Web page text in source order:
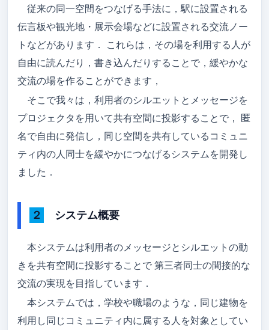
卒論/修論（メンバーのみ）
就職先
吉野研ブログ
吉野先生のブログ
従来の同一空間をつなげる手法に，駅に設置される
伝言板や観光地・展示会場などに設置される交流ノー
トなどがあります． これらは，その場を利用する人が
自由に読んだり，書き込んだりすることで，緩やかな
交流の場を作ることができます，
そこで我々は，利用者のシルエットとメッセージを
プロジェクタを用いて共有空間に投影することで， 匿
名で自由に発信し，同じ空間を共有しているコミュニ
ティ内の人同士を緩やかにつなげるシステムを開発し
ました．
２ システム概要
本システムは利用者のメッセージとシルエットの動
きを共有空間に投影することで 第三者同士の間接的な
交流の実現を目指しています．
本システムでは，学校や職場のような，同じ建物を
利用し同じコミュニティ内に属する人を対象としてい